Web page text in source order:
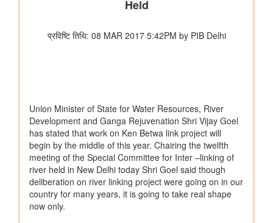
वित्तीय बाधाओं से लेकर तकनीकी आकांक्षाओं तक: यारा महेश को बी.टेक की
एनएसएस के साथ ‘फिट इंडिया संडे ऑन साइकिल’ के 85वें संस्करण का
राष्ट्रव्यापी नेतृत्व किया, जिसका मुख्य विषय रहा ‘नशा मुक्त भारत’
अन्य
केंद्रीकृत जन शिकायत निवारण और निगरानी प्रणाली (सीपीग्राम)